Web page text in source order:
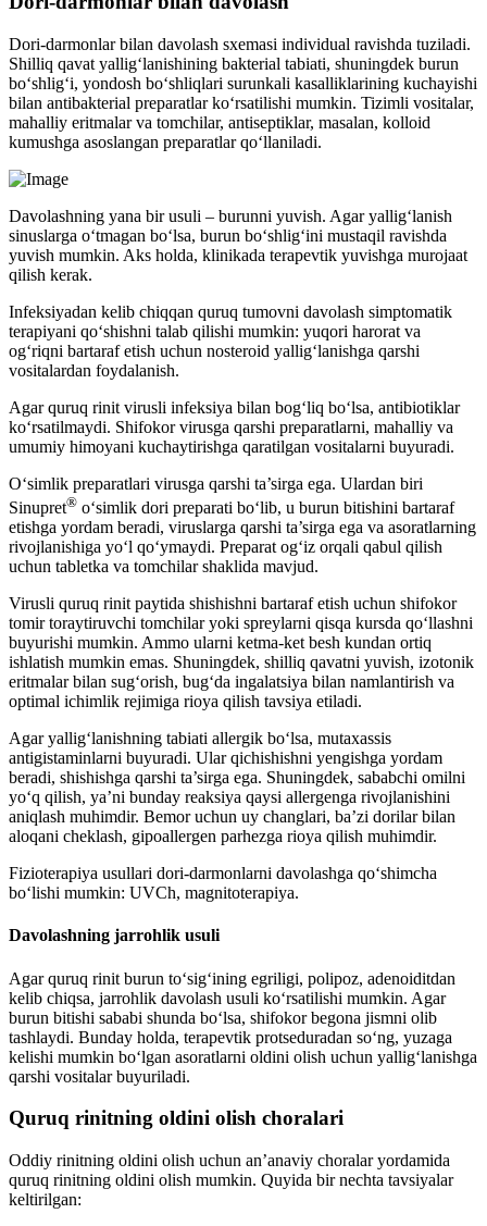
Dori-darmonlar bilan davolash sxemasi individual ravishda tuziladi.
Shilliq qavat yallig‘lanishining bakterial tabiati, shuningdek burun
bo‘shlig‘i, yondosh bo‘shliqlari surunkali kasalliklarining kuchayishi
bilan antibakterial preparatlar ko‘rsatilishi mumkin. Tizimli vositalar,
mahalliy eritmalar va tomchilar, antiseptiklar, masalan, kolloid
kumushga asoslangan preparatlar qo‘llaniladi.
Davolashning yana bir usuli – burunni yuvish. Agar yallig‘lanish
sinuslarga o‘tmagan bo‘lsa, burun bo‘shlig‘ini mustaqil ravishda
yuvish mumkin. Aks holda, klinikada terapevtik yuvishga murojaat
qilish kerak.
Infeksiyadan kelib chiqqan quruq tumovni davolash simptomatik
terapiyani qo‘shishni talab qilishi mumkin: yuqori harorat va
og‘riqni bartaraf etish uchun nosteroid yallig‘lanishga qarshi
vositalardan foydalanish.
Agar quruq rinit virusli infeksiya bilan bog‘liq bo‘lsa, antibiotiklar
ko‘rsatilmaydi. Shifokor virusga qarshi preparatlarni, mahalliy va
umumiy himoyani kuchaytirishga qaratilgan vositalarni buyuradi.
O‘simlik preparatlari virusga qarshi ta’sirga ega. Ulardan biri
Sinupret® o‘simlik dori preparati bo‘lib, u burun bitishini bartaraf
etishga yordam beradi, viruslarga qarshi ta’sirga ega va asoratlarning
rivojlanishiga yo‘l qo‘ymaydi. Preparat og‘iz orqali qabul qilish
uchun tabletka va tomchilar shaklida mavjud.
Virusli quruq rinit paytida shishishni bartaraf etish uchun shifokor
tomir toraytiruvchi tomchilar yoki spreylarni qisqa kursda qo‘llashni
buyurishi mumkin. Ammo ularni ketma-ket besh kundan ortiq
ishlatish mumkin emas. Shuningdek, shilliq qavatni yuvish, izotonik
eritmalar bilan sug‘orish, bug‘da ingalatsiya bilan namlantirish va
optimal ichimlik rejimiga rioya qilish tavsiya etiladi.
Agar yallig‘lanishning tabiati allergik bo‘lsa, mutaxassis
antigistaminlarni buyuradi. Ular qichishishni yengishga yordam
beradi, shishishga qarshi ta’sirga ega. Shuningdek, sababchi omilni
yo‘q qilish, ya’ni bunday reaksiya qaysi allergenga rivojlanishini
aniqlash muhimdir. Bemor uchun uy changlari, ba’zi dorilar bilan
aloqani cheklash, gipoallergen parhezga rioya qilish muhimdir.
Fizioterapiya usullari dori-darmonlarni davolashga qo‘shimcha
bo‘lishi mumkin: UVCh, magnitoterapiya.
Davolashning jarrohlik usuli
Agar quruq rinit burun to‘sig‘ining egriligi, polipoz, adenoiditdan
kelib chiqsa, jarrohlik davolash usuli ko‘rsatilishi mumkin. Agar
burun bitishi sababi shunda bo‘lsa, shifokor begona jismni olib
tashlaydi. Bunday holda, terapevtik protseduradan so‘ng, yuzaga
kelishi mumkin bo‘lgan asoratlarni oldini olish uchun yallig‘lanishga
qarshi vositalar buyuriladi.
Quruq rinitning oldini olish choralari
Oddiy rinitning oldini olish uchun an’anaviy choralar yordamida
quruq rinitning oldini olish mumkin. Quyida bir nechta tavsiyalar
keltirilgan: